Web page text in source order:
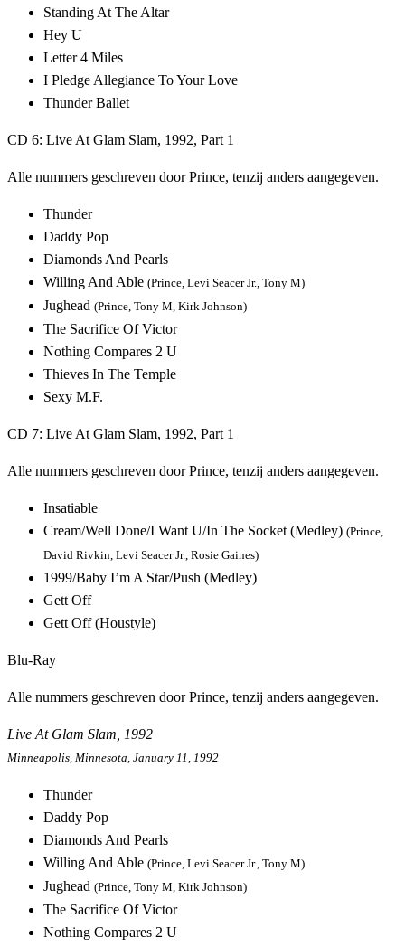
Standing At The Altar
Hey U
Letter 4 Miles
I Pledge Allegiance To Your Love
Thunder Ballet
CD 6: Live At Glam Slam, 1992, Part 1
Alle nummers geschreven door Prince, tenzij anders aangegeven.
Thunder
Daddy Pop
Diamonds And Pearls
Willing And Able (Prince, Levi Seacer Jr., Tony M)
Jughead (Prince, Tony M, Kirk Johnson)
The Sacrifice Of Victor
Nothing Compares 2 U
Thieves In The Temple
Sexy M.F.
CD 7: Live At Glam Slam, 1992, Part 1
Alle nummers geschreven door Prince, tenzij anders aangegeven.
Insatiable
Cream/Well Done/I Want U/In The Socket (Medley) (Prince,
David Rivkin, Levi Seacer Jr., Rosie Gaines)
1999/Baby I’m A Star/Push (Medley)
Gett Off
Gett Off (Houstyle)
Blu-Ray
Alle nummers geschreven door Prince, tenzij anders aangegeven.
Live At Glam Slam, 1992
Minneapolis, Minnesota, January 11, 1992
Thunder
Daddy Pop
Diamonds And Pearls
Willing And Able (Prince, Levi Seacer Jr., Tony M)
Jughead (Prince, Tony M, Kirk Johnson)
The Sacrifice Of Victor
Nothing Compares 2 U